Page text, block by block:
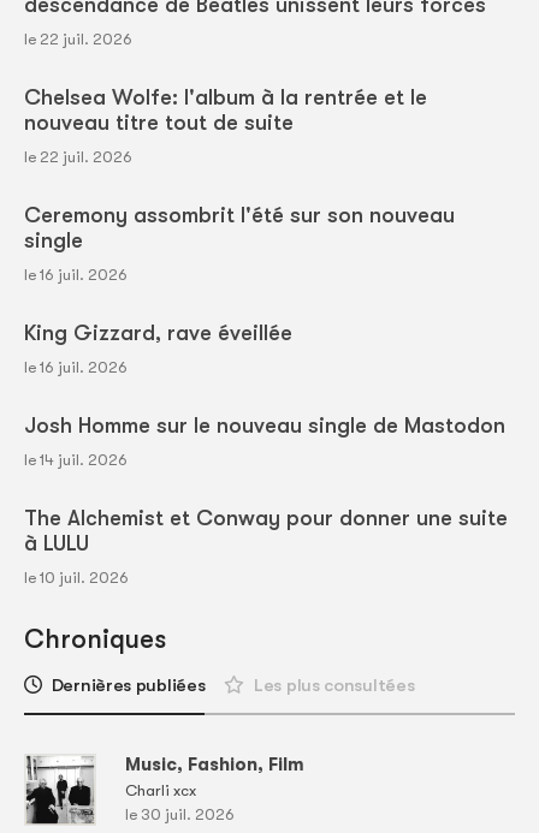
descendance de Beatles unissent leurs forces
le 22 juil. 2026
Chelsea Wolfe: l'album à la rentrée et le
nouveau titre tout de suite
le 22 juil. 2026
Ceremony assombrit l'été sur son nouveau
single
le 16 juil. 2026
King Gizzard, rave éveillée
le 16 juil. 2026
Josh Homme sur le nouveau single de Mastodon
le 14 juil. 2026
The Alchemist et Conway pour donner une suite
à LULU
le 10 juil. 2026
Chroniques
Dernières publiées Les plus consultées
Music, Fashion, Film
Charli xcx
le 30 juil. 2026